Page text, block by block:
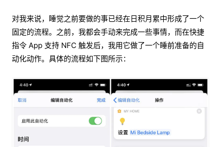
对我来说，睡觉之前要做的事已经在日积月累中形成了一个
固定的流程。之前，我都会手动来完成一些事情，而在快捷
指令 App 支持 NFC 触发后，我用它做了一个睡前准备的自
动化动作。具体的流程如下图所示：